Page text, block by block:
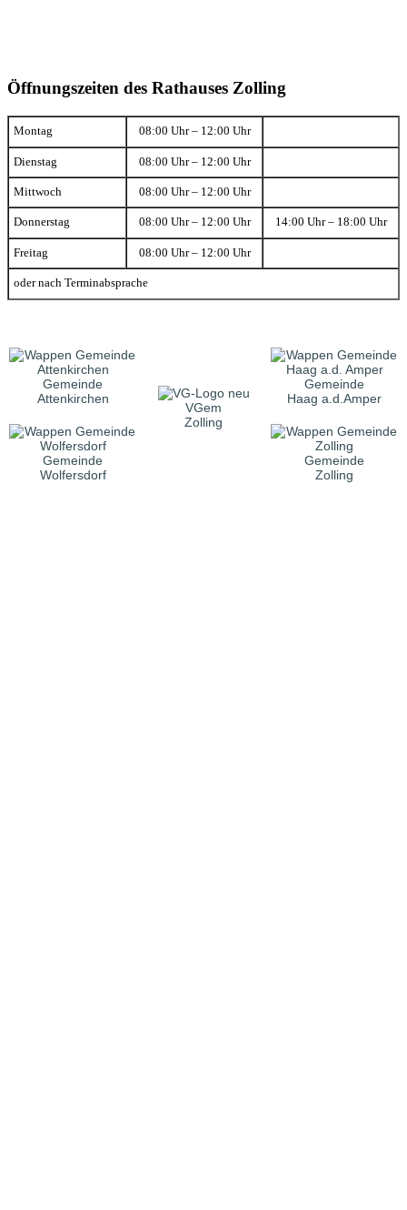
Öffnungszeiten des Rathauses Zolling
Montag 08:00 Uhr – 12:00 Uhr
Dienstag 08:00 Uhr – 12:00 Uhr
Mittwoch 08:00 Uhr – 12:00 Uhr
Donnerstag 08:00 Uhr – 12:00 Uhr 14:00 Uhr – 18:00 Uhr
Freitag 08:00 Uhr – 12:00 Uhr
oder nach Terminabsprache
Gemeinde
Attenkirchen
VGem
Zolling
Gemeinde
Haag a.d.Amper
Gemeinde
Wolfersdorf
Gemeinde
Zolling